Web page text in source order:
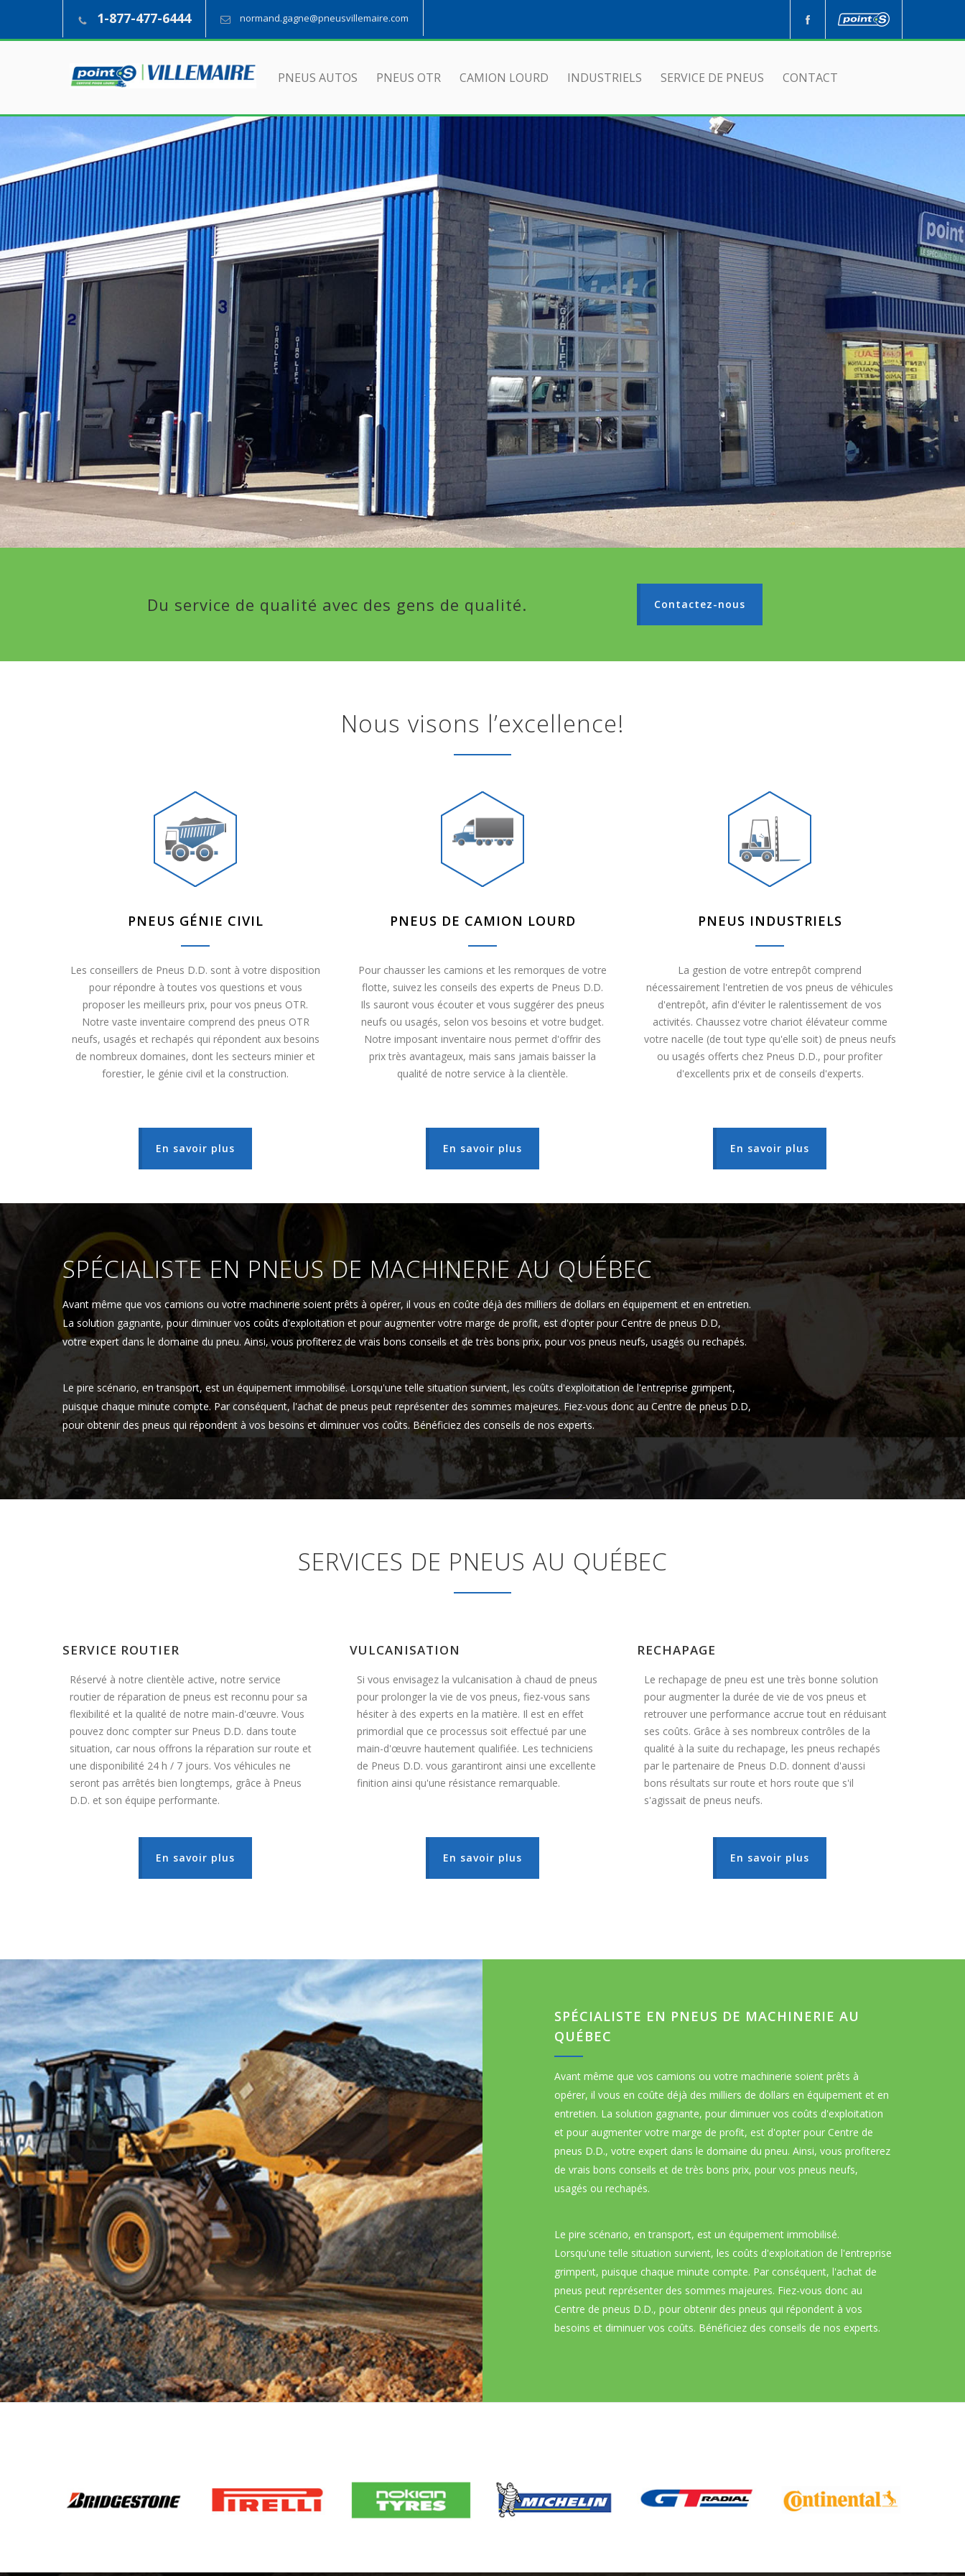
1-877-477-6444 normand.gagne@pneusvillemaire.com
PNEUS AUTOS PNEUS OTR CAMION LOURD INDUSTRIELS SERVICE DE PNEUS CONTACT
Du service de qualité avec des gens de qualité. Contactez-nous
Nous visons l’excellence!
PNEUS GÉNIE CIVIL
Les conseillers de Pneus D.D. sont à votre disposition
pour répondre à toutes vos questions et vous
proposer les meilleurs prix, pour vos pneus OTR.
Notre vaste inventaire comprend des pneus OTR
neufs, usagés et rechapés qui répondent aux besoins
de nombreux domaines, dont les secteurs minier et
forestier, le génie civil et la construction.
En savoir plus
PNEUS DE CAMION LOURD
Pour chausser les camions et les remorques de votre
flotte, suivez les conseils des experts de Pneus D.D.
Ils sauront vous écouter et vous suggérer des pneus
neufs ou usagés, selon vos besoins et votre budget.
Notre imposant inventaire nous permet d'offrir des
prix très avantageux, mais sans jamais baisser la
qualité de notre service à la clientèle.
En savoir plus
PNEUS INDUSTRIELS
La gestion de votre entrepôt comprend
nécessairement l'entretien de vos pneus de véhicules
d'entrepôt, afin d'éviter le ralentissement de vos
activités. Chaussez votre chariot élévateur comme
votre nacelle (de tout type qu'elle soit) de pneus neufs
ou usagés offerts chez Pneus D.D., pour profiter
d'excellents prix et de conseils d'experts.
En savoir plus
SPÉCIALISTE EN PNEUS DE MACHINERIE AU QUÉBEC
Avant même que vos camions ou votre machinerie soient prêts à opérer, il vous en coûte déjà des milliers de dollars en équipement et en entretien.
La solution gagnante, pour diminuer vos coûts d'exploitation et pour augmenter votre marge de profit, est d'opter pour Centre de pneus D.D,
votre expert dans le domaine du pneu. Ainsi, vous profiterez de vrais bons conseils et de très bons prix, pour vos pneus neufs, usagés ou rechapés.
Le pire scénario, en transport, est un équipement immobilisé. Lorsqu'une telle situation survient, les coûts d'exploitation de l'entreprise grimpent,
puisque chaque minute compte. Par conséquent, l'achat de pneus peut représenter des sommes majeures. Fiez-vous donc au Centre de pneus D.D,
pour obtenir des pneus qui répondent à vos besoins et diminuer vos coûts. Bénéficiez des conseils de nos experts.
SERVICES DE PNEUS AU QUÉBEC
SERVICE ROUTIER
Réservé à notre clientèle active, notre service
routier de réparation de pneus est reconnu pour sa
flexibilité et la qualité de notre main-d'œuvre. Vous
pouvez donc compter sur Pneus D.D. dans toute
situation, car nous offrons la réparation sur route et
une disponibilité 24 h / 7 jours. Vos véhicules ne
seront pas arrêtés bien longtemps, grâce à Pneus
D.D. et son équipe performante.
En savoir plus
VULCANISATION
Si vous envisagez la vulcanisation à chaud de pneus
pour prolonger la vie de vos pneus, fiez-vous sans
hésiter à des experts en la matière. Il est en effet
primordial que ce processus soit effectué par une
main-d'œuvre hautement qualifiée. Les techniciens
de Pneus D.D. vous garantiront ainsi une excellente
finition ainsi qu'une résistance remarquable.
En savoir plus
RECHAPAGE
Le rechapage de pneu est une très bonne solution
pour augmenter la durée de vie de vos pneus et
retrouver une performance accrue tout en réduisant
ses coûts. Grâce à ses nombreux contrôles de la
qualité à la suite du rechapage, les pneus rechapés
par le partenaire de Pneus D.D. donnent d'aussi
bons résultats sur route et hors route que s'il
s'agissait de pneus neufs.
En savoir plus
SPÉCIALISTE EN PNEUS DE MACHINERIE AU
QUÉBEC
Avant même que vos camions ou votre machinerie soient prêts à
opérer, il vous en coûte déjà des milliers de dollars en équipement et en
entretien. La solution gagnante, pour diminuer vos coûts d'exploitation
et pour augmenter votre marge de profit, est d'opter pour Centre de
pneus D.D., votre expert dans le domaine du pneu. Ainsi, vous profiterez
de vrais bons conseils et de très bons prix, pour vos pneus neufs,
usagés ou rechapés.
Le pire scénario, en transport, est un équipement immobilisé.
Lorsqu'une telle situation survient, les coûts d'exploitation de l'entreprise
grimpent, puisque chaque minute compte. Par conséquent, l'achat de
pneus peut représenter des sommes majeures. Fiez-vous donc au
Centre de pneus D.D., pour obtenir des pneus qui répondent à vos
besoins et diminuer vos coûts. Bénéficiez des conseils de nos experts.